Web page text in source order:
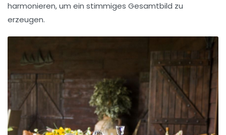
harmonieren, um ein stimmiges Gesamtbild zu
erzeugen.